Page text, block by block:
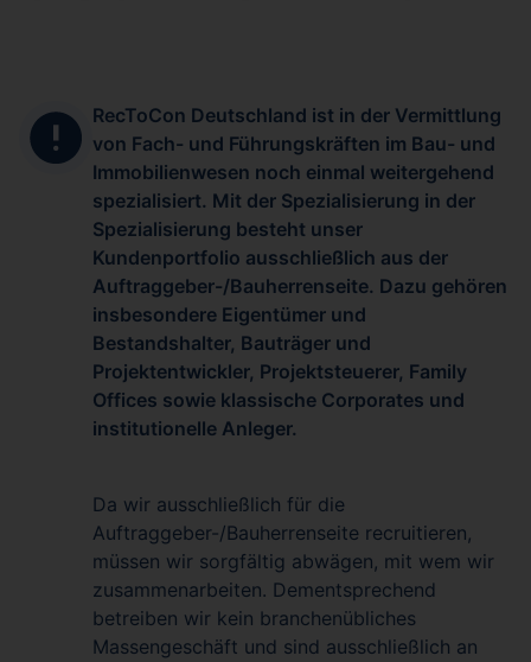
RecToCon Deutschland ist in der Vermittlung
von Fach- und Führungskräften im Bau- und
Immobilienwesen noch einmal weitergehend
spezialisiert. Mit der Spezialisierung in der
Spezialisierung besteht unser
Kundenportfolio ausschließlich aus der
Auftraggeber-/Bauherrenseite. Dazu gehören
insbesondere Eigentümer und
Bestandshalter, Bauträger und
Projektentwickler, Projektsteuerer, Family
Offices sowie klassische Corporates und
institutionelle Anleger.
Da wir ausschließlich für die
Auftraggeber-/Bauherrenseite recruitieren,
müssen wir sorgfältig abwägen, mit wem wir
zusammenarbeiten. Dementsprechend
betreiben wir kein branchenübliches
Massengeschäft und sind ausschließlich an